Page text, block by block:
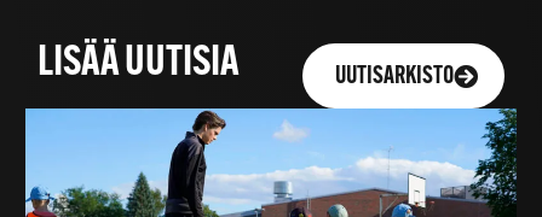
LISÄÄ UUTISIA UUTISARKISTO